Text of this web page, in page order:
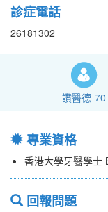
診症電話
26181302
讚醫德 70
專業資格
香港大學牙醫學士
回報問題